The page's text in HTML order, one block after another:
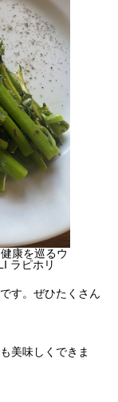
康を巡るウ
ラピホリ
す。ぜひたくさん
美味しくできま